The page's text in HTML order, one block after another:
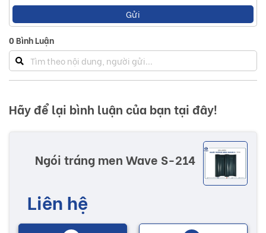
Gửi
0Bình Luận
Hãy để lại bình luận của bạn tại đây!
Ngói tráng men Wave S-214
Liên hệ